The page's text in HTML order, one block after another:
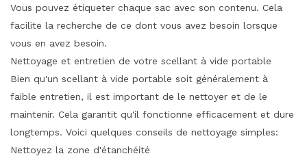
Vous pouvez étiqueter chaque sac avec son contenu. Cela
facilite la recherche de ce dont vous avez besoin lorsque
vous en avez besoin.
Nettoyage et entretien de votre scellant à vide portable
Bien qu'un scellant à vide portable soit généralement à
faible entretien, il est important de le nettoyer et de le
maintenir. Cela garantit qu'il fonctionne efficacement et dure
longtemps. Voici quelques conseils de nettoyage simples:
Nettoyez la zone d'étanchéité